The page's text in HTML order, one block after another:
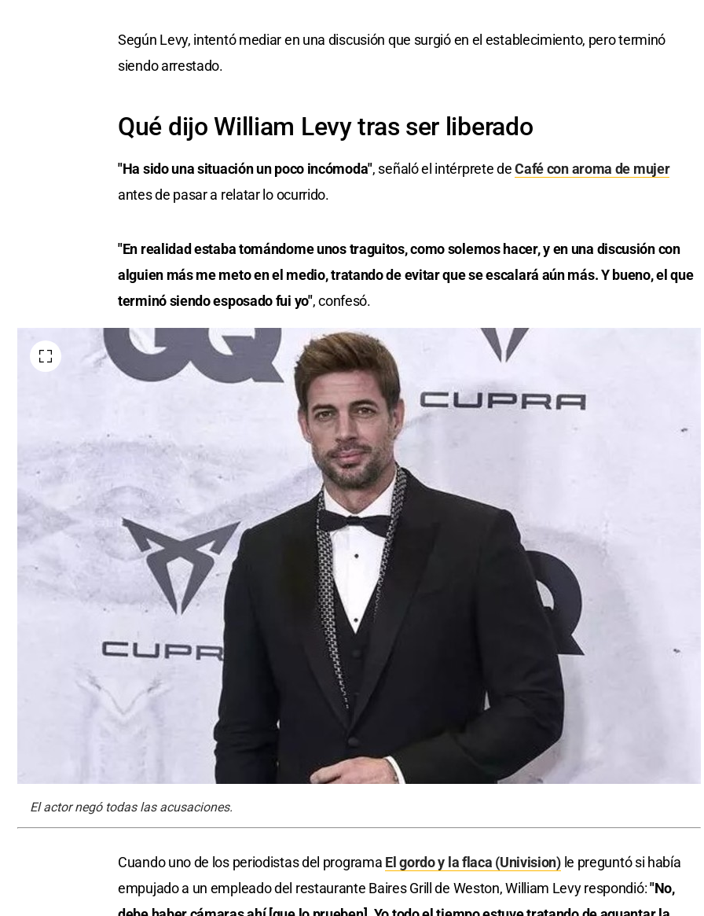
Según Levy, intentó mediar en una discusión que surgió en el establecimiento, pero terminó
siendo arrestado.
Qué dijo William Levy tras ser liberado
"Ha sido una situación un poco incómoda", señaló el intérprete deCafé con aroma de mujer
antes de pasar a relatar lo ocurrido.
"En realidad estaba tomándome unos traguitos, como solemos hacer, y en una discusión con
alguien más me meto en el medio, tratando de evitar que se escalará aún más. Y bueno, el que
terminó siendo esposado fui yo", confesó.
El actor negó todas las acusaciones.
Cuando uno de los periodistas del programa El gordo y la flaca (Univision)le preguntó si había
empujado a un empleado del restaurante Baires Grill de Weston, William Levy respondió:"No,